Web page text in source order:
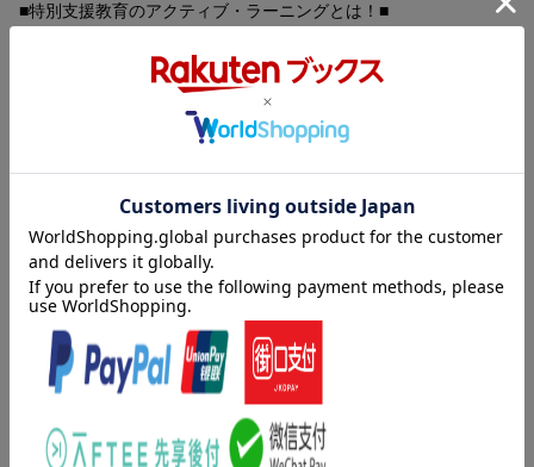
■特別支援教育のアクティブ・ラーニングとは！■
援学校・学級の生徒の「主体的・対話的で深い学び（アクティ
ブ・ラーニング）」を進めていくための実践例を詳しく解説。
「教師目線」ではなく「子どもの立場」にたった授業づくりを
目指す富山大附属特別支援学校「学びあい」の実践を紹介しま
生徒が主役の「学び」「指導」「学校生活」となる授業づくりを
目指した一冊です。
（出版社より）
■先駆的な特別支援学校の取り組み■
富山大学附属特別支援学校では、学校改革の一環として校内研
修「学びあいの場」を通して教員の資質向上に取り組んでいま
新学習指導要領に示された授業展開に向けて、生徒の内面・実
態を十分に把握するため教員同士が多くの目で生徒を捉え、対話
内容紹介（「BOOK」データベースより）
子どもの「見方・考え方」を重視した授業づくり、教員の資質向
上に！！